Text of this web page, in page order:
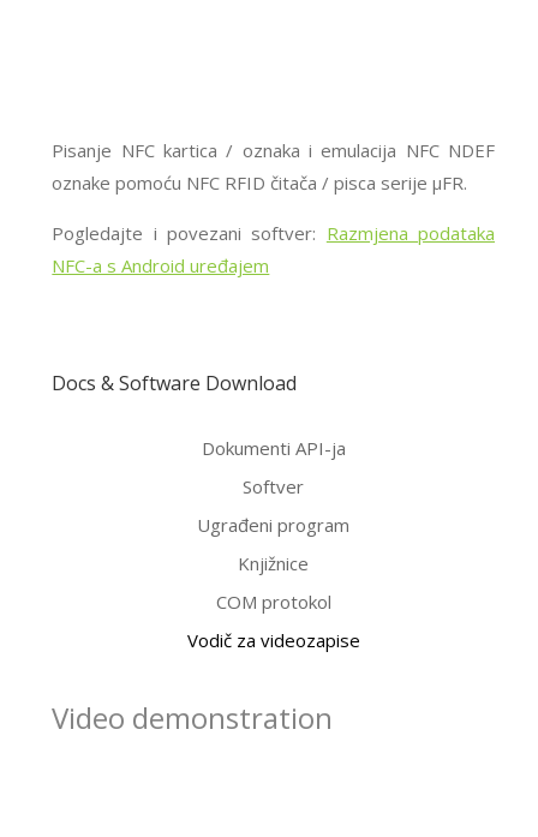
Pisanje NFC kartica / oznaka i emulacija NFC NDEF
oznake pomoću NFC RFID čitača / pisca serije μFR.
Pogledajte i povezani softver: Razmjena podataka
NFC-a s Android uređajem
Docs & Software Download
Dokumenti API-ja
Softver
Ugrađeni program
Knjižnice
COM protokol
Vodič za videozapise
Video demonstration